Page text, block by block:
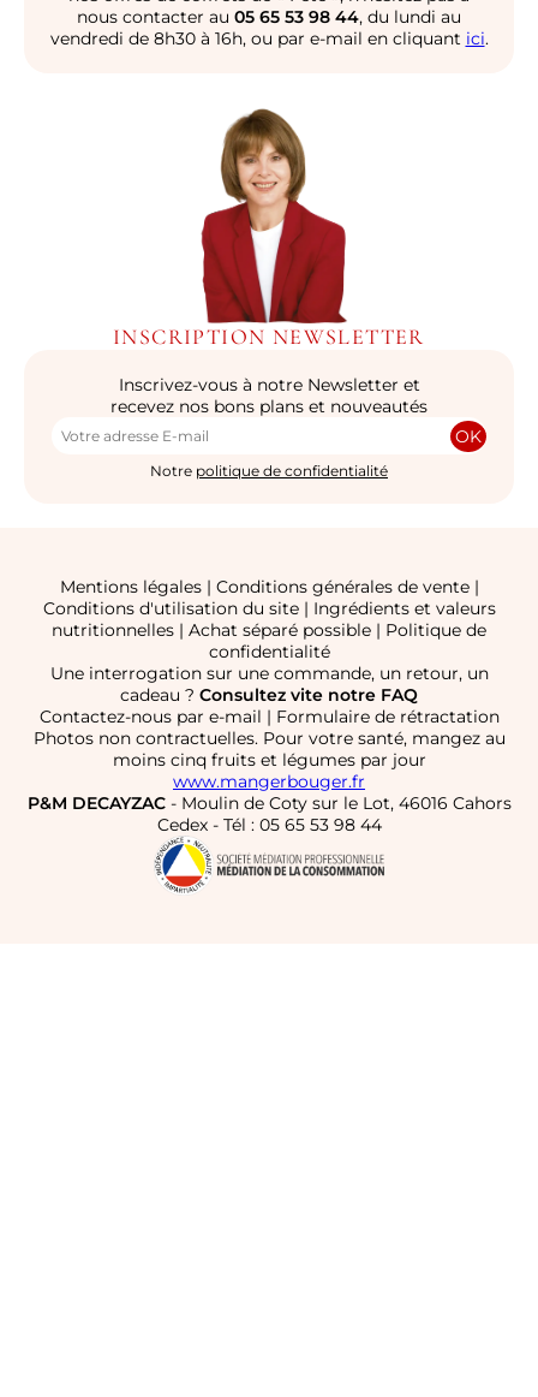
nous contacter au 05 65 53 98 44, du lundi au
vendredi de 8h30 à 16h, ou par e-mail en cliquant ici.
INSCRIPTION NEWSLETTER
Inscrivez-vous à notre Newsletter et
recevez nos bons plans et nouveautés
OK
Notre politique de confidentialité
Mentions légales| Conditions générales de vente|
Conditions d'utilisation du site| Ingrédients et valeurs
nutritionnelles | Achat séparé possible | Politique de
confidentialité
Une interrogation sur une commande, un retour, un
cadeau ? Consultez vite notre FAQ
Contactez-nous par e-mail | Formulaire de rétractation
Photos non contractuelles. Pour votre santé, mangez au
moins cinq fruits et légumes par jour
www.mangerbouger.fr
P&M DECAYZAC- Moulin de Coty sur le Lot, 46016 Cahors
Cedex - Tél : 05 65 53 98 44